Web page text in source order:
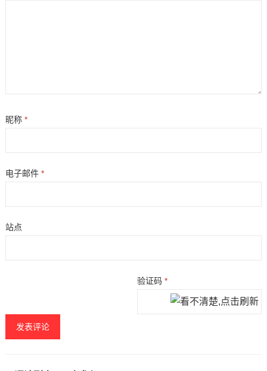
昵称 *
电子邮件 *
站点
验证码*